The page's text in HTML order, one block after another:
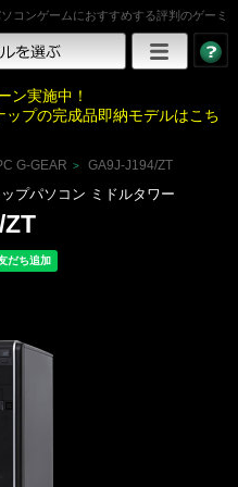
コンゲームにおすすめする評判のゲーミ
ン実施中！
プの完成品即納モデルはこち
G-GEAR > GA9J-J194/ZT
プパソコン ミドルタワー